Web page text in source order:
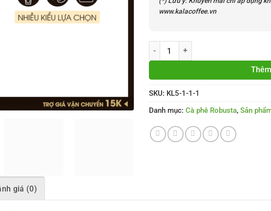
www.kalacoffee.vn
Cà Phê Robusta 100% - Gói 100g số
SKU: KL5-1-1-1
Danh mục: Cà phê Robusta, Sản
giá (0)